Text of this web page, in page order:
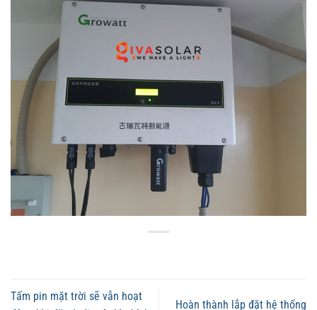
Tấm pin mặt trời sẽ vẫn hoạt
Hoàn thành lắp đặt hệ thống